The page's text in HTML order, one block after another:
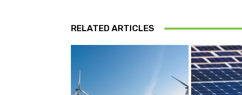
RELATED ARTICLES